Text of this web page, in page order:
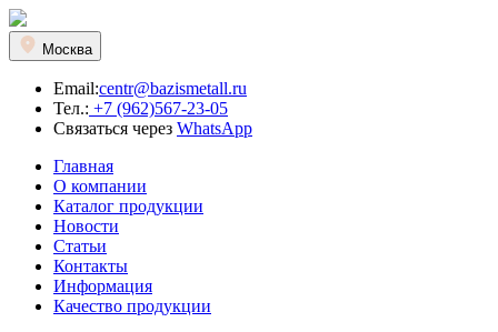
Москва
Email:centr@bazismetall.ru
Тел.: +7 (962)567-23-05
Связаться через WhatsApp
Главная
О компании
Каталог продукции
Новости
Статьи
Контакты
Информация
Качество продукции